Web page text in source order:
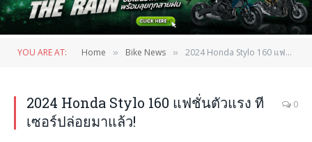
YOU ARE AT: Home » Bike News » 2024 Honda Stylo 160 แฟชั่นตัวแรง ทีเซอร์ปล่อยมาแล้ว!
2024 Honda Stylo 160 แฟชั่นตัวแรง ที
เซอร์ปล่อยมาแล้ว!
0